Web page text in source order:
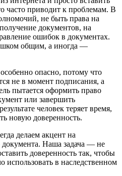
часто приводит к проблемам. В
не быть права на
документов, на
ошибок в документах.
общим, а иногда —
опасно, потому что
не в момент подписания, а
пытается оформить право
или завершить
человек теряет время,
новую доверенность.
делаем акцент на
Наша задача — не
доверенность так, чтобы
использовать в наследственном